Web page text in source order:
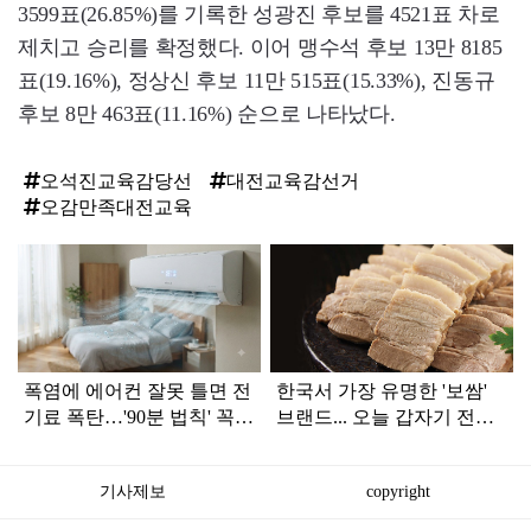
3599표(26.85%)를 기록한 성광진 후보를 4521표 차로
제치고 승리를 확정했다. 이어 맹수석 후보 13만 8185
표(19.16%), 정상신 후보 11만 515표(15.33%), 진동규
후보 8만 463표(11.16%) 순으로 나타났다.
오석진교육감당선
대전교육감선거
오감만족대전교육
라
인
폭염에 에어컨 잘못 틀면 전
기료 폭탄…'90분 법칙' 꼭
한국서 가장 유명한 '보쌈'
브랜드... 오늘 갑자기 전해
기사제보 copyright